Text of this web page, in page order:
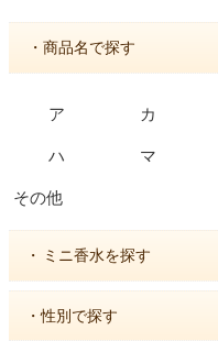
・商品名で探す
ア カ
ハ マ
その他
・ ミニ香水を探す
・性別で探す